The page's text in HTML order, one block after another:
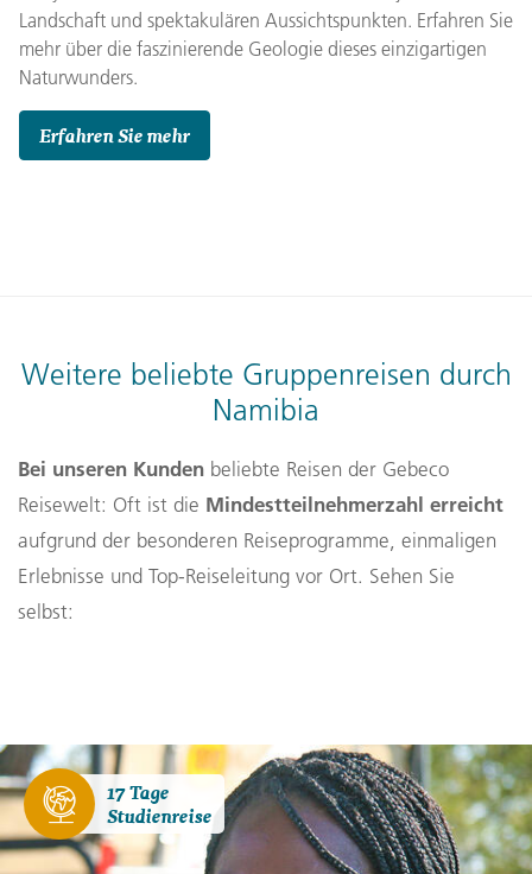
Landschaft und spektakulären Aussichtspunkten. Erfahren Sie
mehr über die faszinierende Geologie dieses einzigartigen
Naturwunders.
Erfahren Sie mehr
Weitere beliebte Gruppenreisen durch
Namibia
Bei unseren Kunden beliebte Reisen der Gebeco
Reisewelt: Oft ist die Mindestteilnehmerzahl erreicht
aufgrund der besonderen Reiseprogramme, einmaligen
Erlebnisse und Top-Reiseleitung vor Ort. Sehen Sie
selbst:
17 Tage
Studienreise